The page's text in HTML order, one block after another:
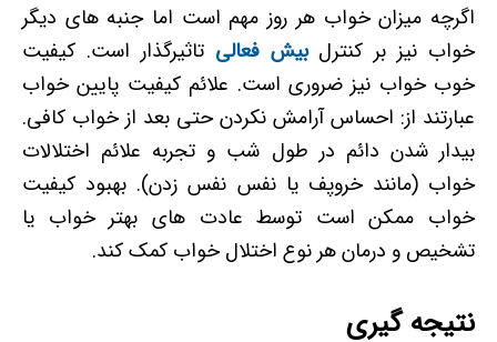
اگرچه میزان خواب هر روز مهم است اما جنبه های دیگر
خواب نیز بر کنترلبیش فعالی تاثیرگذار است. کیفیت
خوب خواب نیز ضروری است. علائم کیفیت پایین خواب
عبارتند از: احساس آرامش نکردن حتی بعد از خواب کافی.
بیدار شدن دائم در طول شب و تجربه علائم اختلالات
خواب (مانند خروپف یا نفس نفس زدن). بهبود کیفیت
خواب ممکن است توسط عادت های بهتر خواب یا
تشخیص و درمان هر نوع اختلال خواب کمک کند.
نتیجه گیری